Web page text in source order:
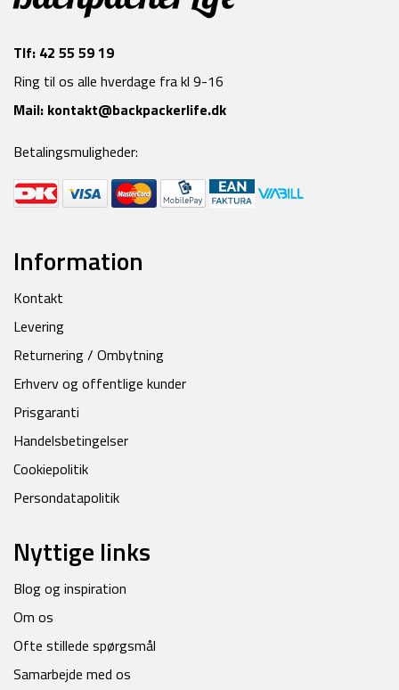
Tlf: 42 55 59 19
Ring til os alle hverdage fra kl 9-16
Mail: kontakt@backpackerlife.dk
Betalingsmuligheder:
Information
Kontakt
Levering
Returnering / Ombytning
Erhverv og offentlige kunder
Prisgaranti
Handelsbetingelser
Cookiepolitik
Persondatapolitik
Nyttige links
Blog og inspiration
Om os
Ofte stillede spørgsmål
Samarbejde med os